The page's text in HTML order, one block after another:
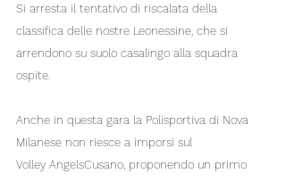
Si arresta il tentativo di riscalata della
classifica delle nostre Leonessine, che si
arrendono su suolo casalingo alla squadra
ospite.
Anche in questa gara la Polisportiva di Nova
Milanese non riesce a imporsi sul
Volley AngelsCusano, proponendo un primo